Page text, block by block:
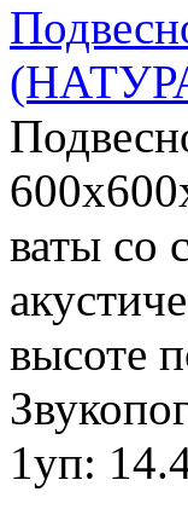
ваты со
высоте
1уп: